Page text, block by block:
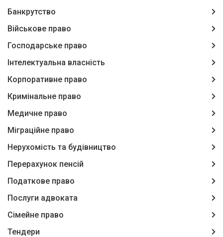
Банкрутство
Військове право
Господарське право
Інтелектуальна власність
Корпоративне право
Кримінальне право
Медичне право
Міграційне право
Нерухомість та будівництво
Перерахунок пенсій
Податкове право
Послуги адвоката
Сімейне право
Тендери